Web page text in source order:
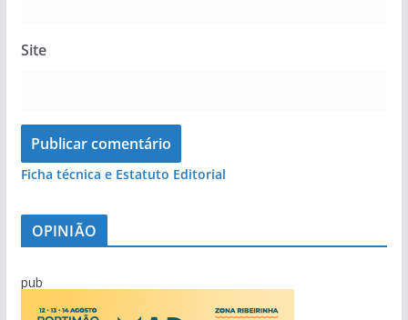
Site
Ficha técnica e Estatuto Editorial
OPINIÃO
pub